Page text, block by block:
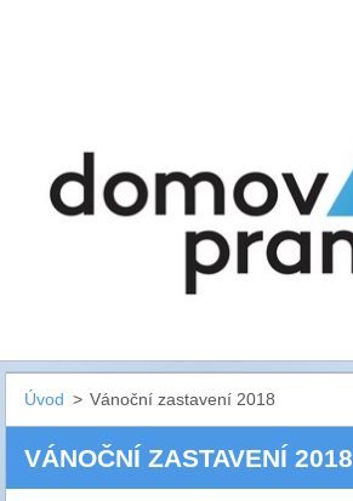
Úvod > Vánoční zastavení 2018
VÁNOČNÍ ZASTAVENÍ 2018